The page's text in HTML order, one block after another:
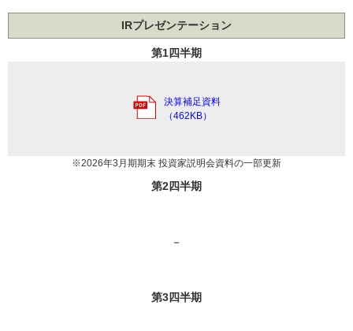
IRプレゼンテーション
第1四半期
決算補足資料
（462KB）
※2026年3月期期末 投資家説明会資料の一部更新
第2四半期
－
第3四半期